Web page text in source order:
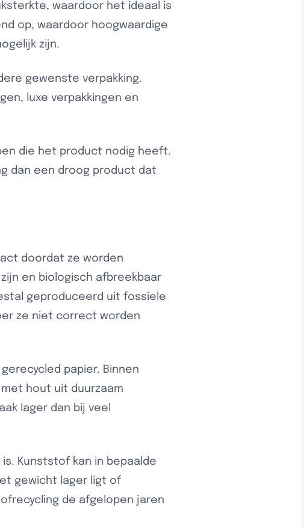
waardoor het ideaal is
op, waardoor hoogwaardige
zijn.
gewenste verpakking.
luxe verpakkingen en
die het product nodig heeft.
dan een droog product dat
doordat ze worden
zijn en biologisch afbreekbaar
geproduceerd uit fossiele
ze niet correct worden
papier. Binnen
hout uit duurzaam
lager dan bij veel
Kunststof kan in bepaalde
gewicht lager ligt of
de afgelopen jaren